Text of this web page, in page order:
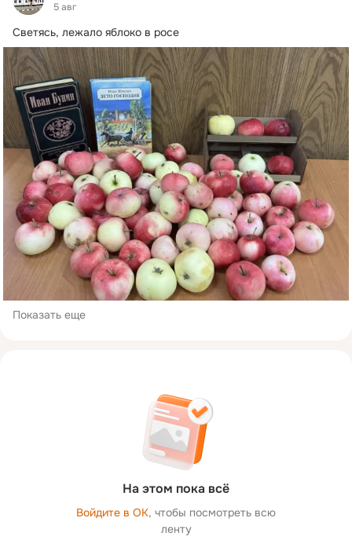
5 авг
Светясь, лежало яблоко в росе
Показать еще
На этом пока всё
Войдите в ОК, чтобы посмотреть всю
ленту